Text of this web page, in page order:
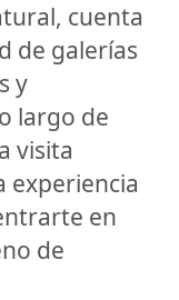
cuenta
de galerías
y
largo de
visita
experiencia
en
de